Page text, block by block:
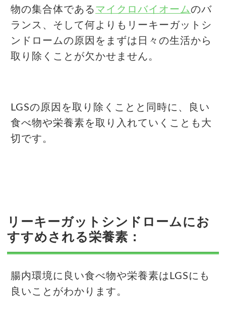
物の集合体である マイクロバイオームのバ
ランス、そして何よりもリーキーガットシ
ンドロームの原因をまずは日々の生活から
取り除くことが欠かせません。
LGSの原因を取り除くことと同時に、良い
食べ物や栄養素を取り入れていくことも大
切です。
リーキーガットシンドロームにお
すすめされる栄養素：
腸内環境に良い食べ物や栄養素はLGSにも
良いことがわかります。